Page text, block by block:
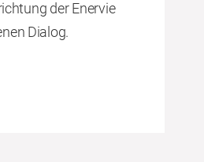
der Enervie
Dialog.